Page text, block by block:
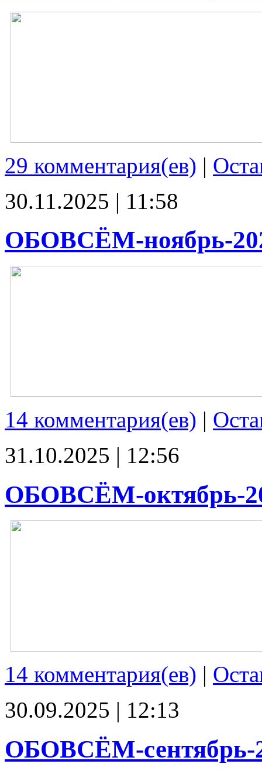
29 комментария(ев) |
30.11.2025 | 11:58
ОБОВСЁМ-ноябрь-
14 комментария(ев) |
31.10.2025 | 12:56
ОБОВСЁМ-октябрь-
14 комментария(ев) |
30.09.2025 | 12:13
ОБОВСЁМ-сентябрь-